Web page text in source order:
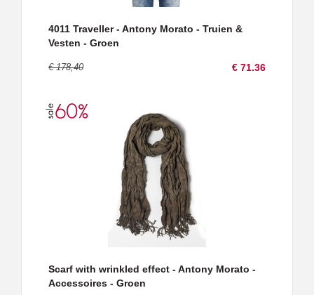
4011 Traveller - Antony Morato - Truien &
Vesten - Groen
€ 178,40 € 71.36
Scarf with wrinkled effect - Antony Morato -
Accessoires - Groen